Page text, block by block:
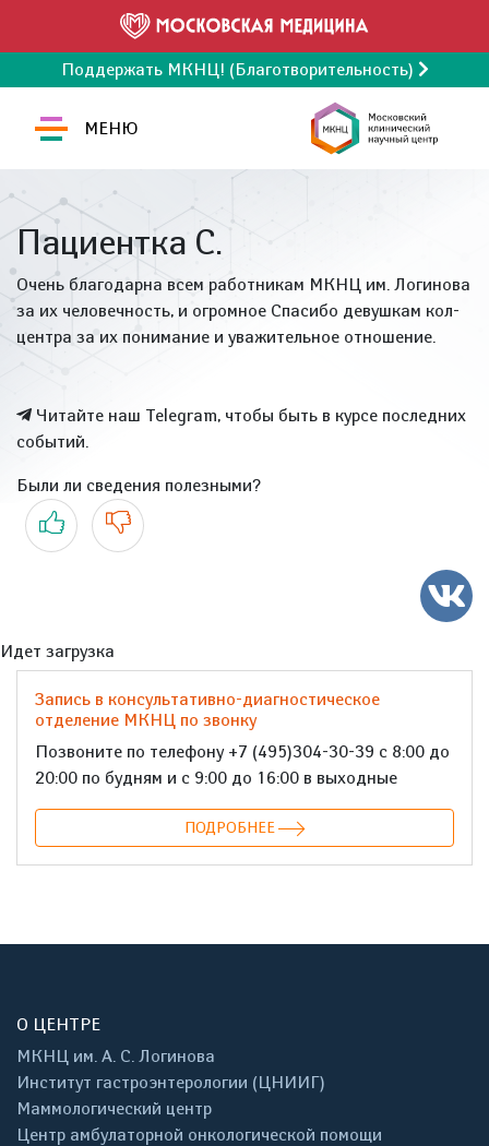
Поддержать МКНЦ! (Благотворительность)
МЕНЮ
Пациентка С.
Очень благодарна всем работникам МКНЦ им. Логинова
за их человечность, и огромное Спасибо девушкам кол-
центра за их понимание и уважительное отношение.
Читайте наш Telegram, чтобы быть в курсе последних
событий.
Были ли сведения полезными?
Да Нет
Идет загрузка
Запись в консультативно-диагностическое
отделение МКНЦ по звонку
Позвоните по телефону +7 (495)304-30-39 с 8:00 до
20:00 по будням и с 9:00 до 16:00 в выходные
ПОДРОБНЕЕ
О ЦЕНТРЕ
МКНЦ им. А. С. Логинова
Институт гастроэнтерологии (ЦНИИГ)
Маммологический центр
Центр амбулаторной онкологической помощи